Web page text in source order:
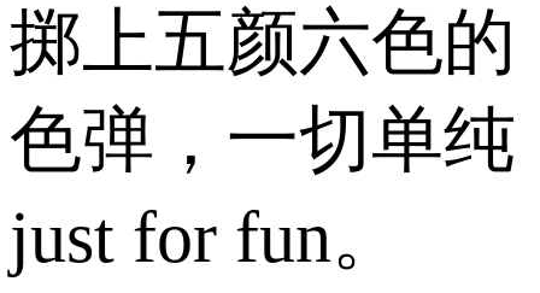
掷上五颜六色的
色弹，一切单纯
just for fun。